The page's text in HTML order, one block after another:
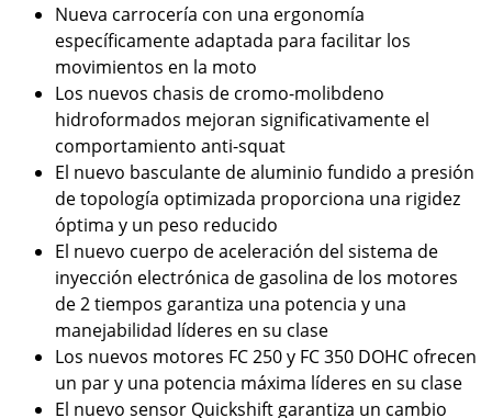
Nueva carrocería con una ergonomía
específicamente adaptada para facilitar los
movimientos en la moto
Los nuevos chasis de cromo-molibdeno
hidroformados mejoran significativamente el
comportamiento anti-squat
El nuevo basculante de aluminio fundido a presión
de topología optimizada proporciona una rigidez
óptima y un peso reducido
El nuevo cuerpo de aceleración del sistema de
inyección electrónica de gasolina de los motores
de 2 tiempos garantiza una potencia y una
manejabilidad líderes en su clase
Los nuevos motores FC 250 y FC 350 DOHC ofrecen
un par y una potencia máxima líderes en su clase
El nuevo sensor Quickshift garantiza un cambio